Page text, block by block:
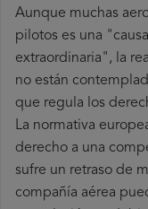
Aunque muchas
pilotos es una
extraordinaria", la
no están
que regula los
La normativa
derecho a una
sufre un retraso de
compañía aérea